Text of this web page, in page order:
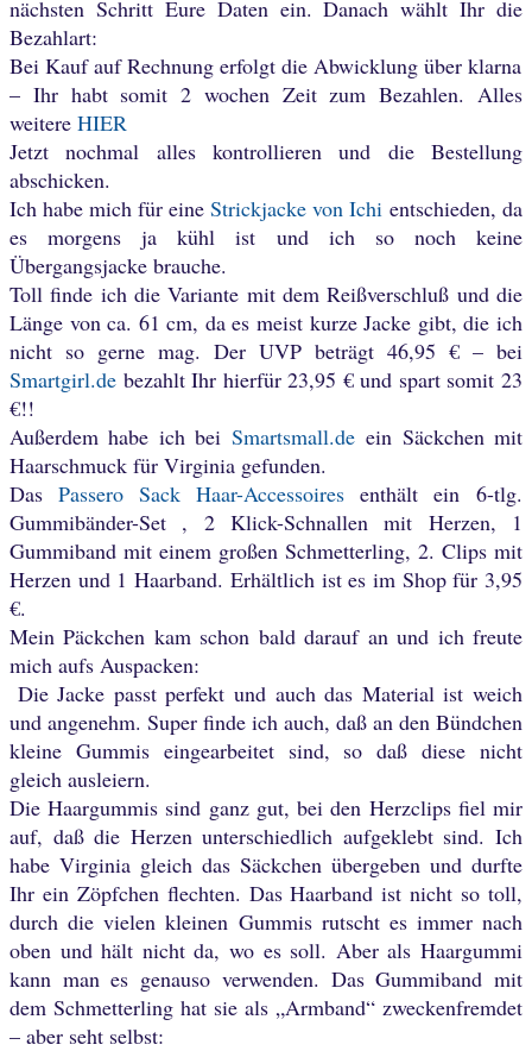
nächsten Schritt Eure Daten ein. Danach wählt Ihr die
Bezahlart:
Bei Kauf auf Rechnung erfolgt die Abwicklung über klarna
– Ihr habt somit 2 wochen Zeit zum Bezahlen. Alles
weitere HIER
Jetzt nochmal alles kontrollieren und die Bestellung
abschicken.
Ich habe mich für eine Strickjacke von Ichi entschieden, da
es morgens ja kühl ist und ich so noch keine
Übergangsjacke brauche.
Toll finde ich die Variante mit dem Reißverschluß und die
Länge von ca. 61 cm, da es meist kurze Jacke gibt, die ich
nicht so gerne mag. Der UVP beträgt 46,95 € – bei
Smartgirl.de bezahlt Ihr hierfür 23,95 € und spart somit 23
€!!
Außerdem habe ich bei Smartsmall.deein Säckchen mit
Haarschmuck für Virginia gefunden.
Das Passero Sack Haar-Accessoires enthält ein 6-tlg.
Gummibänder-Set , 2 Klick-Schnallen mit Herzen, 1
Gummiband mit einem großen Schmetterling, 2. Clips mit
Herzen und 1 Haarband. Erhältlich ist es im Shop für 3,95
€.
Mein Päckchen kam schon bald darauf an und ich freute
mich aufs Auspacken:
Die Jacke passt perfekt und auch das Material ist weich
und angenehm. Super finde ich auch, daß an den Bündchen
kleine Gummis eingearbeitet sind, so daß diese nicht
gleich ausleiern.
Die Haargummis sind ganz gut, bei den Herzclips fiel mir
auf, daß die Herzen unterschiedlich aufgeklebt sind. Ich
habe Virginia gleich das Säckchen übergeben und durfte
Ihr ein Zöpfchen flechten. Das Haarband ist nicht so toll,
durch die vielen kleinen Gummis rutscht es immer nach
oben und hält nicht da, wo es soll. Aber als Haargummi
kann man es genauso verwenden. Das Gummiband mit
dem Schmetterling hat sie als „Armband“ zweckenfremdet
– aber seht selbst: